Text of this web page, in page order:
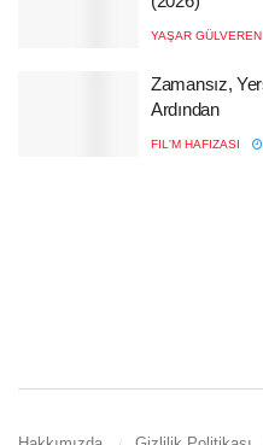
YAŞAR GÜLVEREN
Zamansız,
Ardından
FIL'M HAFIZASI